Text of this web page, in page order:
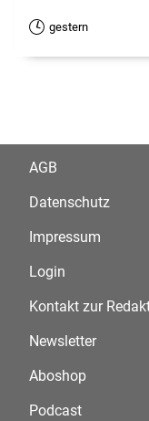
gestern
AGB
Datenschutz
Impressum
Login
Kontakt zur
Newsletter
Aboshop
Podcast